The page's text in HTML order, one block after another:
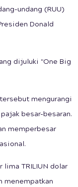
undang (RUU)
Donald
dijuluki "One Big
mengurangi
besar-besaran.
memperbesar
lima TRILIUN dolar
menempatkan